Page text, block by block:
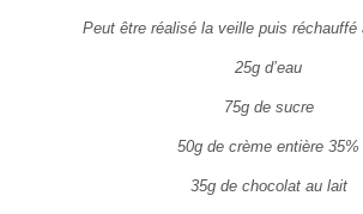
Peut être réalisé la veille puis réchauffé
25g d’eau
75g de sucre
50g de crème entière 35%
35g de chocolat au lait